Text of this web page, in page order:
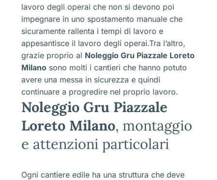
lavoro degli operai che non si devono poi
impegnare in uno spostamento manuale che
sicuramente rallenta i tempi di lavoro e
appesantisce il lavoro degli operai.Tra l’altro,
grazie proprio al Noleggio Gru Piazzale Loreto
Milano sono molti i cantieri che hanno potuto
avere una messa in sicurezza e quindi
continuare a progredire nel proprio lavoro.
Noleggio Gru Piazzale
Loreto Milano, montaggio
e attenzioni particolari
Ogni cantiere edile ha una struttura che deve